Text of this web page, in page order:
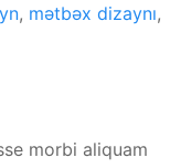
, mətbəx dizaynı,
morbi aliquam